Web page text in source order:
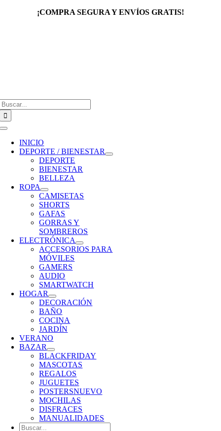
¡COMPRA SEGURA Y ENVÍOS GRATIS!
Toggle
Navigation
INICIO
DEPORTE / BIENESTAR
DEPORTE
BIENESTAR
BELLEZA
ROPA
CAMISETAS
SHORTS
GAFAS
GORRAS Y
SOMBREROS
ELECTRÓNICA
ACCESORIOS PARA
MÓVILES
GAMERS
AUDIO
SMARTWATCH
HOGAR
DECORACIÓN
BAÑO
COCINA
JARDÍN
VERANO
BAZAR
BLACKFRIDAY
MASCOTAS
REGALOS
JUGUETES
POSTERSNUEVO
MOCHILAS
DISFRACES
MANUALIDADES
Buscar: